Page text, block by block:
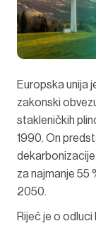
Europska unija
zakonski
stakleničkih
1990. On
dekarbonizacije
za najmanje 55
2050.
Riječ je o